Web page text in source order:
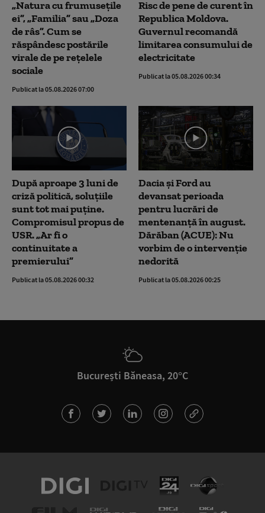
„Natura cu frumusețile
ei”, „Familia” sau „Doza
de râs”. Cum se
răspândesc postările
virale de pe rețelele
sociale
Publicat la 05.08.2026 07:00
Risc de pene de curent în
Republica Moldova.
Guvernul recomandă
limitarea consumului de
electricitate
Publicat la 05.08.2026 00:34
După aproape 3 luni de
criză politică, soluțiile
sunt tot mai puține.
Compromisul propus de
USR. „Ar fi o
continuitate a
premierului”
Publicat la 05.08.2026 00:32
Dacia și Ford au
devansat perioada
pentru lucrări de
mentenanță în august.
Dărăban (ACUE): Nu
vorbim de o intervenție
nedorită
Publicat la 05.08.2026 00:25
București Băneasa, 20°C